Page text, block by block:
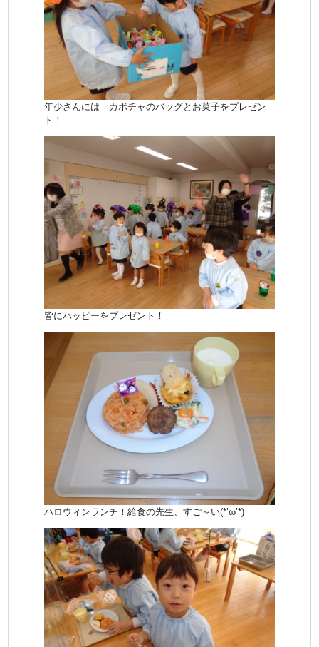
年少さんには カボチャのバッグとお菓子をプレゼン
ト！
皆にハッピーをプレゼント！
ハロウィンランチ！給食の先生、すご～い(*’ω’*)